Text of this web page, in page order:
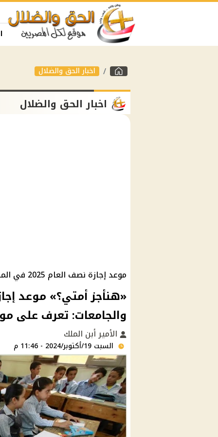
اخبار الحق والضلال
اخبار الحق والضلال
موعد إجازة نصف العام 2025 في المدارس والجامعات
والجامعات: تعرف على
الأمير أبن الملك
السبت 19/أكتوبر/2024 - 11:46 م